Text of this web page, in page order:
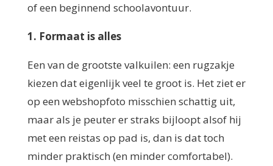
of een beginnend schoolavontuur.
1. Formaat is alles
Een van de grootste valkuilen: een rugzakje
kiezen dat eigenlijk veel te groot is. Het ziet er
op een webshopfoto misschien schattig uit,
maar als je peuter er straks bijloopt alsof hij
met een reistas op pad is, dan is dat toch
minder praktisch (en minder comfortabel).